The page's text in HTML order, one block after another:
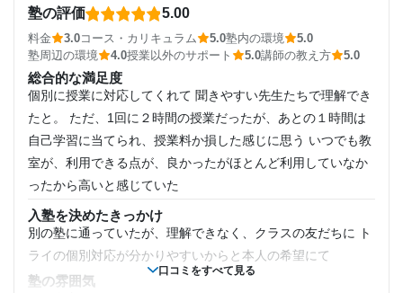
第三志望校：
個別教室のトライ 首里校の口コミをもっと見る
週5日以上
1日あたりの授業時間
月額料金
40,001円〜50,000円
目的の達成度
未達成
駅やバス停も近く通塾しやすいのがいいと思います。 駅前に
あるので遅くなっても周辺が明るいのでいいと思います。
授業以外のサポート
(相談・面談、家庭学習のサポート、授業以外のコミュニケーション等)
通塾をし始めたところですので、まだよくわかりません。 来
月三者面談予定ですのでみてきます。
利用詳細
通塾期間
入塾時の学年
高校1年
口コミをすべて見る
塾の評価 5.00
料金 3.0コース・カリキュラム 5.0塾内の環境
5.0
塾周辺の環境
4.0授業以外のサポート 5.0講師の教え方 5.0
総合的な満足度
個別に授業に対応してくれて 聞きやすい先生たちで理解でき
たと。 ただ、1回に２時間の授業だったが、あとの１時間は
自己学習に当てられ、授業料か損した感じに思う いつでも教
室が、利用できる点が、良かったがほとんど利用していなか
ったから高いと感じていた
入塾を決めたきっかけ
別の塾に通っていたが、理解できなく、クラスの友だちに ト
ライの個別対応が分かりやすいからと本人の希望にて
塾の雰囲気